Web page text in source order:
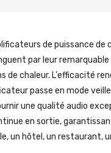
de puissance
par leur
de chaleur. L'efficacité
passe en mode
une qualité audio
en sortie,
un hôtel, un